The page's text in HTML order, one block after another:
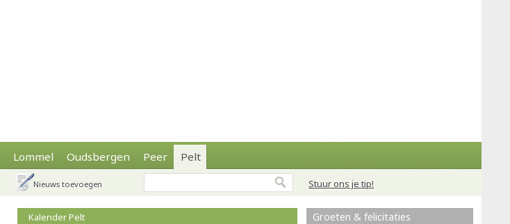
Lommel Oudsbergen Peer Pelt
Stuur ons je tip!
Nieuws toevoegen
Kalender Pelt Groeten & felicitaties